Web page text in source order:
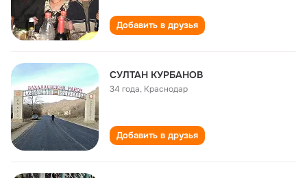
Добавить в друзья
СУЛТАН КУРБАНОВ
34 года, Краснодар
Добавить в друзья